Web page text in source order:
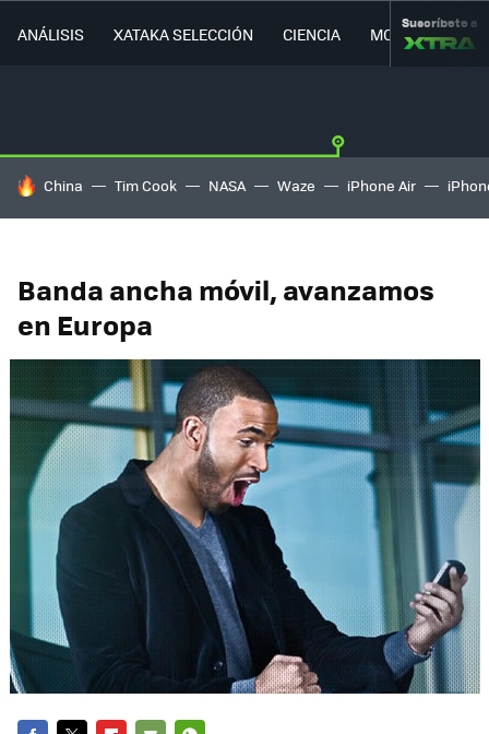
ANÁLISIS XATAKA SELECCIÓN CIENCIA MOVILIDAD
Suscríbete a
HOY SE HABLA DE
China Tim Cook NASA Waze iPhone Air
Banda ancha móvil, avanzamos
en Europa